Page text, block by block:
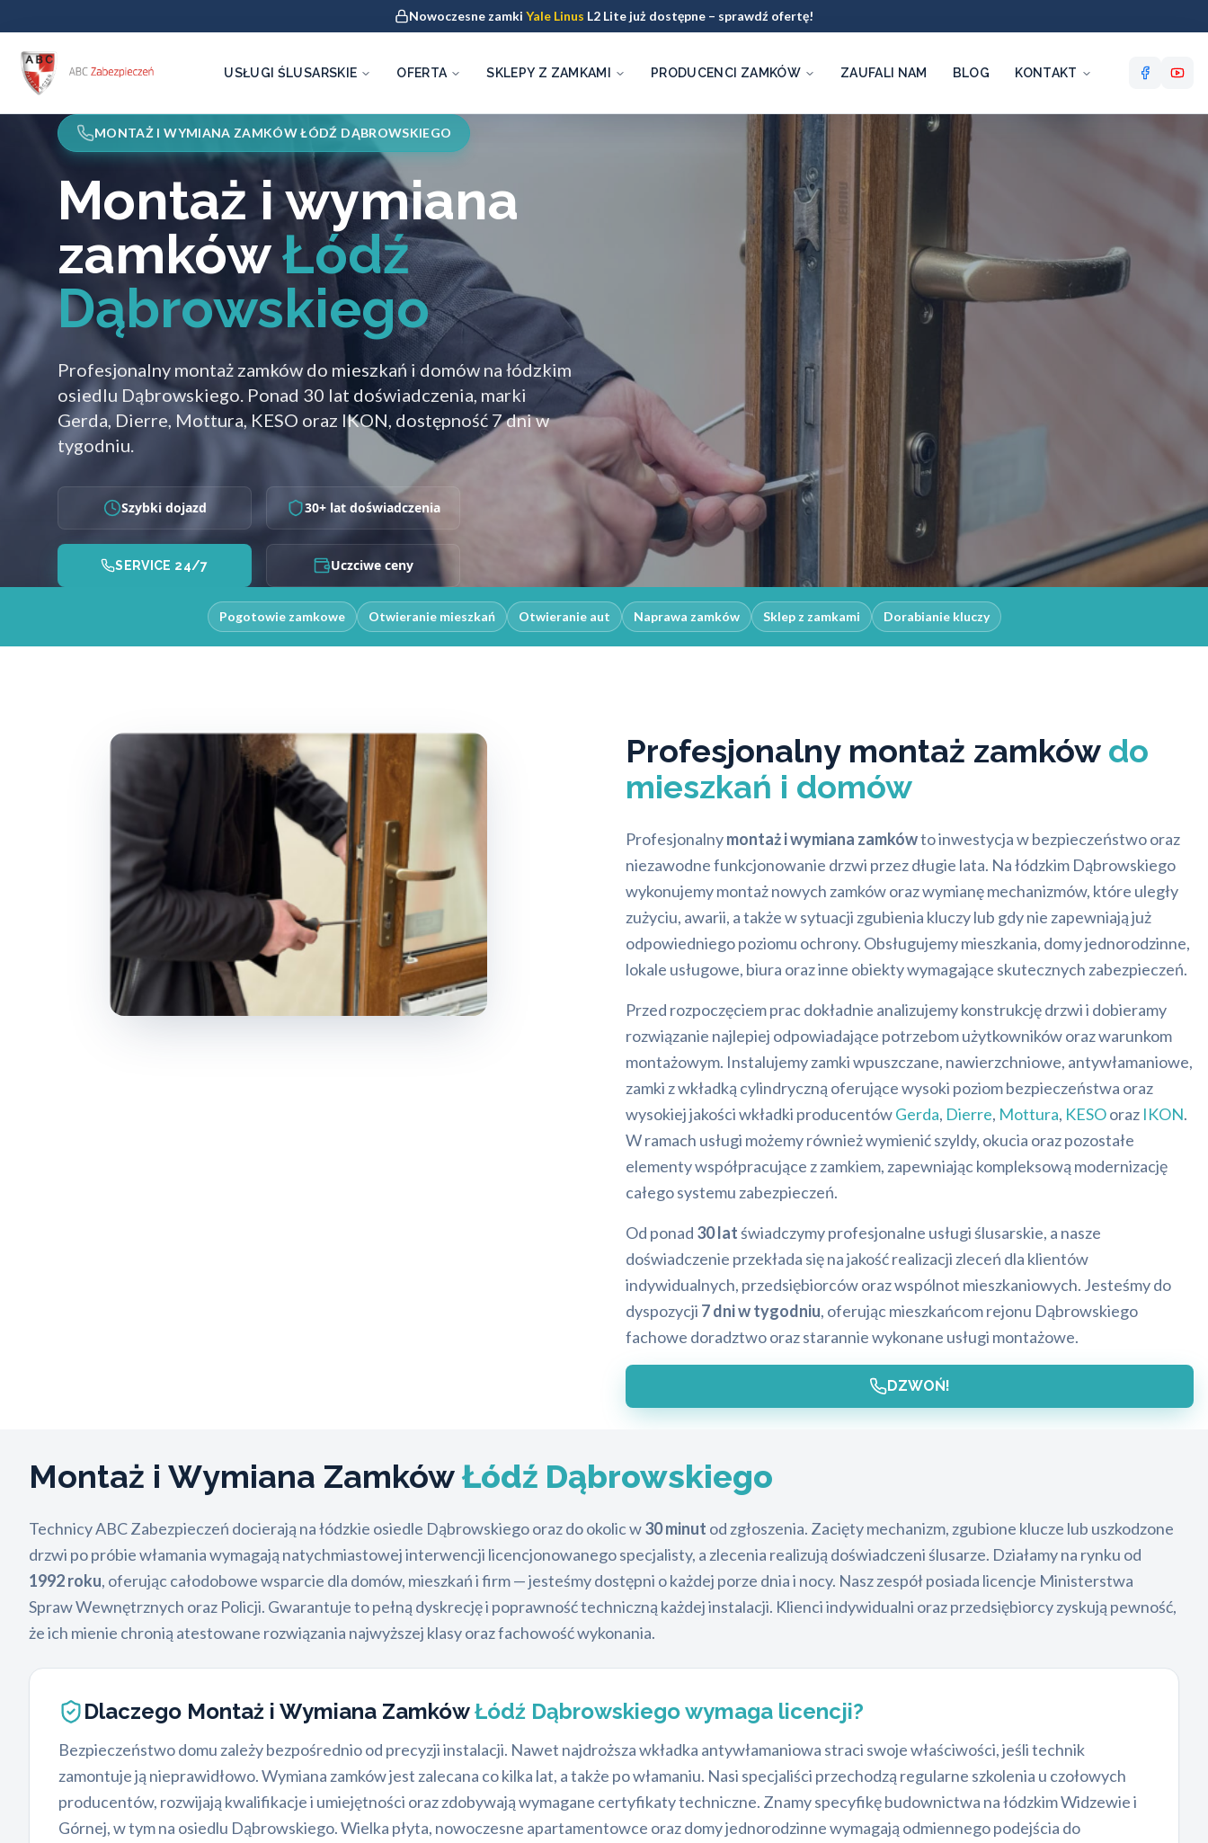
Nowoczesne zamki Yale Linus L2 Lite już dostępne – sprawdź ofertę!
USŁUGI ŚLUSARSKIE OFERTA SKLEPY Z ZAMKAMI PRODUCENCI ZAMKÓW ZAUFALI NAM BLOG KONTAKT
MONTAŻ I WYMIANA ZAMKÓW ŁÓDŹ DĄBROWSKIEGO
Montaż i wymiana
zamkówŁódź
Dąbrowskiego
Profesjonalny montaż zamków do mieszkań i domów na łódzkim
osiedlu Dąbrowskiego. Ponad 30 lat doświadczenia, marki
Gerda, Dierre, Mottura, KESO oraz IKON, dostępność 7 dni w
tygodniu.
Szybki dojazd 30+ lat doświadczenia
SERVICE 24/7 Uczciwe ceny
Pogotowie zamkowe Otwieranie mieszkań Otwieranie aut Naprawa zamków Sklep z zamkami Dorabianie kluczy
Profesjonalny montaż zamków do
mieszkań i domów
Profesjonalnymontaż i wymiana zamkówto inwestycja w bezpieczeństwo oraz
niezawodne funkcjonowanie drzwi przez długie lata. Na łódzkim Dąbrowskiego
wykonujemy montaż nowych zamków oraz wymianę mechanizmów, które uległy
zużyciu, awarii, a także w sytuacji zgubienia kluczy lub gdy nie zapewniają już
odpowiedniego poziomu ochrony. Obsługujemy mieszkania, domy jednorodzinne,
lokale usługowe, biura oraz inne obiekty wymagające skutecznych zabezpieczeń.
Przed rozpoczęciem prac dokładnie analizujemy konstrukcję drzwi i dobieramy
rozwiązanie najlepiej odpowiadające potrzebom użytkowników oraz warunkom
montażowym. Instalujemy zamki wpuszczane, nawierzchniowe, antywłamaniowe,
zamki z wkładką cylindryczną oferujące wysoki poziom bezpieczeństwa oraz
wysokiej jakości wkładki producentówGerda, Dierre, Mottura, KESOoraz IKON.
W ramach usługi możemy również wymienić szyldy, okucia oraz pozostałe
elementy współpracujące z zamkiem, zapewniając kompleksową modernizację
całego systemu zabezpieczeń.
Od ponad 30 latświadczymy profesjonalne usługi ślusarskie, a nasze
doświadczenie przekłada się na jakość realizacji zleceń dla klientów
indywidualnych, przedsiębiorców oraz wspólnot mieszkaniowych. Jesteśmy do
dyspozycji 7 dni w tygodniu, oferując mieszkańcom rejonu Dąbrowskiego
fachowe doradztwo oraz starannie wykonane usługi montażowe.
DZWOŃ!
Montaż i Wymiana ZamkówŁódź Dąbrowskiego
Technicy ABC Zabezpieczeń docierają na łódzkie osiedle Dąbrowskiego oraz do okolic w30 minut od zgłoszenia. Zacięty mechanizm, zgubione klucze lub uszkodzone
drzwi po próbie włamania wymagają natychmiastowej interwencji licencjonowanego specjalisty, a zlecenia realizują doświadczeni ślusarze. Działamy na rynku od
1992 roku, oferując całodobowe wsparcie dla domów, mieszkań i firm — jesteśmy dostępni o każdej porze dnia i nocy. Nasz zespół posiada licencje Ministerstwa
Spraw Wewnętrznych oraz Policji. Gwarantuje to pełną dyskrecję i poprawność techniczną każdej instalacji. Klienci indywidualni oraz przedsiębiorcy zyskują pewność,
że ich mienie chronią atestowane rozwiązania najwyższej klasy oraz fachowość wykonania.
Dlaczego Montaż i Wymiana ZamkówŁódź Dąbrowskiego wymaga licencji?
Bezpieczeństwo domu zależy bezpośrednio od precyzji instalacji. Nawet najdroższa wkładka antywłamaniowa straci swoje właściwości, jeśli technik
zamontuje ją nieprawidłowo. Wymiana zamków jest zalecana co kilka lat, a także po włamaniu. Nasi specjaliści przechodzą regularne szkolenia u czołowych
producentów, rozwijają kwalifikacje i umiejętności oraz zdobywają wymagane certyfikaty techniczne. Znamy specyfikę budownictwa na łódzkim Widzewie i
Górnej, w tym na osiedlu Dąbrowskiego. Wielka płyta, nowoczesne apartamentowce oraz domy jednorodzinne wymagają odmiennego podejścia do